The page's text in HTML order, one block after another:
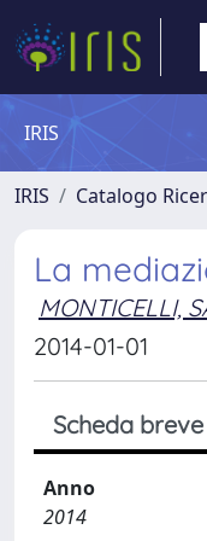
IRIS
IRIS Catalogo
La
MONTICELLI,
2014-01-01
Scheda breve
Anno
2014